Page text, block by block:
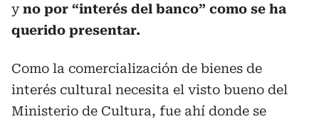
yno por “interés del banco” como se ha
querido presentar.
Como la comercialización de bienes de
interés cultural necesita el visto bueno del
Ministerio de Cultura, fue ahí donde se